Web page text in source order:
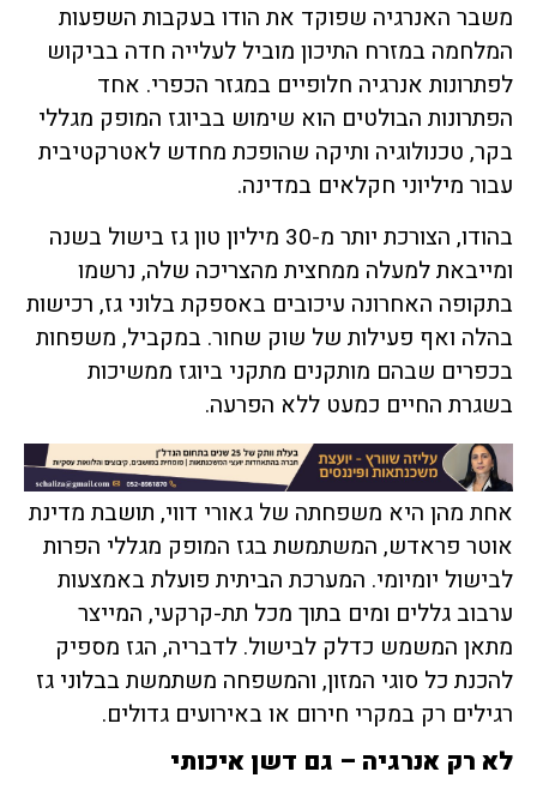
משבר האנרגיה שפוקד את הודו בעקבות השפעות
המלחמה במזרח התיכון מוביל לעלייה חדה בביקוש
לפתרונות אנרגיה חלופיים במגזר הכפרי. אחד
הפתרונות הבולטים הוא שימוש בביוגז המופק מגללי
בקר, טכנולוגיה ותיקה שהופכת מחדש לאטרקטיבית
עבור מיליוני חקלאים במדינה.
בהודו, הצורכת יותר מ-30 מיליון טון גז בישול בשנה
ומייבאת למעלה ממחצית מהצריכה שלה, נרשמו
בתקופה האחרונה עיכובים באספקת בלוני גז, רכישות
בהלה ואף פעילות של שוק שחור. במקביל, משפחות
בכפרים שבהם מותקנים מתקני ביוגז ממשיכות
בשגרת החיים כמעט ללא הפרעה.
אחת מהן היא משפחתה של גאורי דווי, תושבת מדינת
אוטר פראדש, המשתמשת בגז המופק מגללי הפרות
לבישול יומיומי. המערכת הביתית פועלת באמצעות
ערבוב גללים ומים בתוך מכל תת-קרקעי, המייצר
מתאן המשמש כדלק לבישול. לדבריה, הגז מספיק
להכנת כל סוגי המזון, והמשפחה משתמשת בבלוני גז
רגילים רק במקרי חירום או באירועים גדולים.
לא רק אנרגיה – גם דשן איכותי